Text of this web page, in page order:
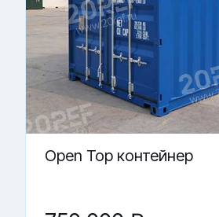
Купить «Flat Rack контейнер
▼ От чего зависит цена на
▼ Что критично проверить?
▼ Для каких задач
▼ Где купить Flat Rack
▼ Чем спецконтейнер
Open Top контейнер